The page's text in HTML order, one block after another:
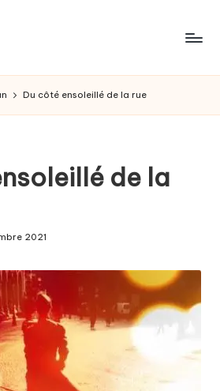
Du côté ensoleillé de la rue
de la
2021